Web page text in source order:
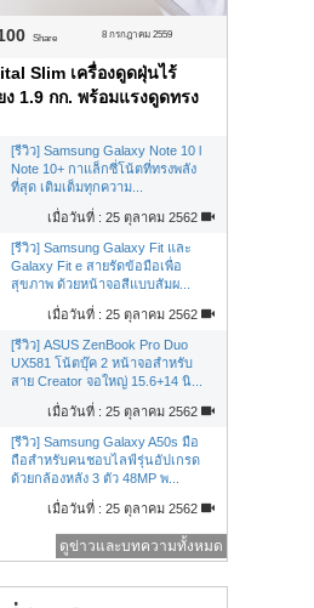
Share 8 กรกฎาคม 2559
Slim เครื่องดูดฝุ่นไร้
ง 1.9 กก. พร้อมแรงดูดทรง
[รีวิว] Samsung Galaxy Note 10 l
Note 10+ กาแล็กซี่โน้ตที่ทรงพลัง
ที่สุด เติมเต็มทุกความ...
เมื่อวันที่ : 25 ตุลาคม 2562
[รีวิว] Samsung Galaxy Fit และ
Galaxy Fit e สายรัดข้อมือเพื่อ
สุขภาพ ด้วยหน้าจอสีแบบสัมผ...
เมื่อวันที่ : 25 ตุลาคม 2562
[รีวิว] ASUS ZenBook Pro Duo
UX581 โน้ตบุ๊ค 2 หน้าจอสำหรับ
สาย Creator จอใหญ่ 15.6+14 นิ...
เมื่อวันที่ : 25 ตุลาคม 2562
[รีวิว] Samsung Galaxy A50s มือ
ถือสำหรับคนชอบไลฟ์รุ่นอัปเกรด
ด้วยกล้องหลัง 3 ตัว 48MP พ...
เมื่อวันที่ : 25 ตุลาคม 2562
ดูข่าวและบทความทั้งหมด